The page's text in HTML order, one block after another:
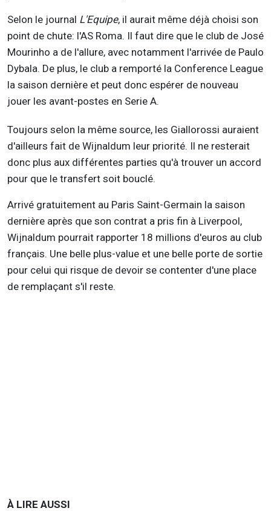
Selon le journal L'Equipe, il aurait même déjà choisi son
point de chute: l'AS Roma. Il faut dire que le club de José
Mourinho a de l'allure, avec notamment l'arrivée de Paulo
Dybala. De plus, le club a remporté la Conference League
la saison dernière et peut donc espérer de nouveau
jouer les avant-postes en Serie A.
Toujours selon la même source, les Giallorossi auraient
d'ailleurs fait de Wijnaldum leur priorité. Il ne resterait
donc plus aux différentes parties qu'à trouver un accord
pour que le transfert soit bouclé.
Arrivé gratuitement au Paris Saint-Germain la saison
dernière après que son contrat a pris fin à Liverpool,
Wijnaldum pourrait rapporter 18 millions d'euros au club
français. Une belle plus-value et une belle porte de sortie
pour celui qui risque de devoir se contenter d'une place
de remplaçant s'il reste.
À LIRE AUSSI